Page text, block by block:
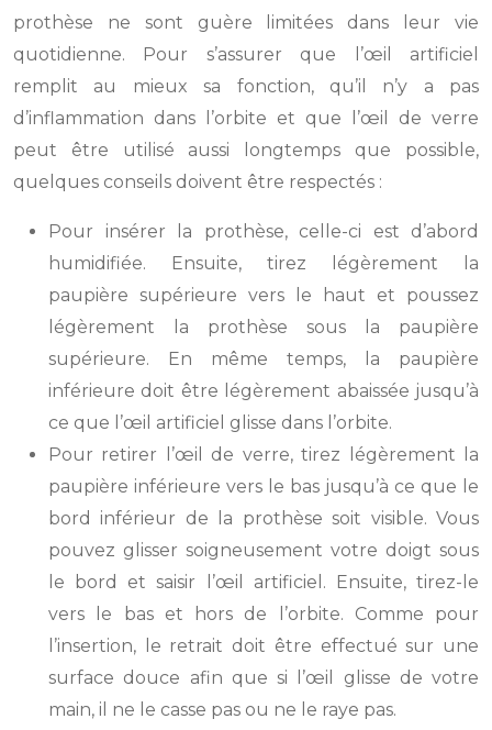
prothèse ne sont guère limitées dans leur vie
quotidienne. Pour s’assurer que l’œil artificiel
remplit au mieux sa fonction, qu’il n’y a pas
d’inflammation dans l’orbite et que l’œil de verre
peut être utilisé aussi longtemps que possible,
quelques conseils doivent être respectés :
Pour insérer la prothèse, celle-ci est d’abord
humidifiée. Ensuite, tirez légèrement la
paupière supérieure vers le haut et poussez
légèrement la prothèse sous la paupière
supérieure. En même temps, la paupière
inférieure doit être légèrement abaissée jusqu’à
ce que l’œil artificiel glisse dans l’orbite.
Pour retirer l’œil de verre, tirez légèrement la
paupière inférieure vers le bas jusqu’à ce que le
bord inférieur de la prothèse soit visible. Vous
pouvez glisser soigneusement votre doigt sous
le bord et saisir l’œil artificiel. Ensuite, tirez-le
vers le bas et hors de l’orbite. Comme pour
l’insertion, le retrait doit être effectué sur une
surface douce afin que si l’œil glisse de votre
main, il ne le casse pas ou ne le raye pas.